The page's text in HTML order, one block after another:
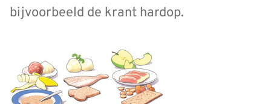
bijvoorbeeld de krant hardop.